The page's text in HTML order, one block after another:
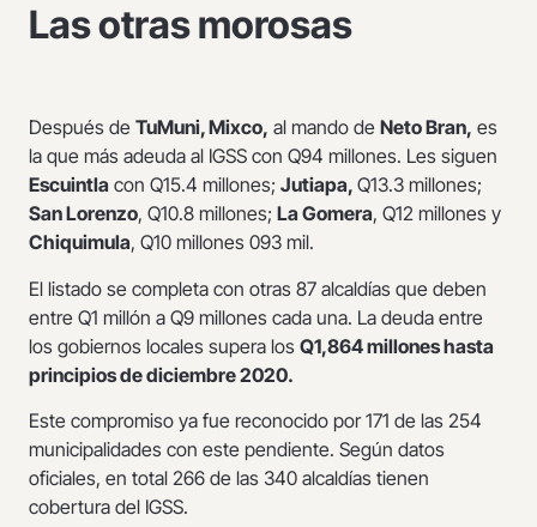
Las otras morosas
Después de TuMuni, Mixco, al mando de Neto Bran, es
la que más adeuda al IGSS con Q94 millones. Les siguen
Escuintla con Q15.4 millones; Jutiapa, Q13.3 millones;
San Lorenzo, Q10.8 millones; La Gomera, Q12 millones y
Chiquimula, Q10 millones 093 mil.
El listado se completa con otras 87 alcaldías que deben
entre Q1 millón a Q9 millones cada una. La deuda entre
los gobiernos locales supera los Q1,864 millones hasta
principios de diciembre 2020.
Este compromiso ya fue reconocido por 171 de las 254
municipalidades con este pendiente. Según datos
oficiales, en total 266 de las 340 alcaldías tienen
cobertura del IGSS.